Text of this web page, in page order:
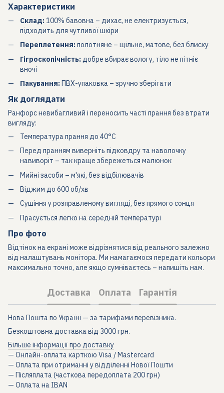
Характеристики
Склад:100% бавовна – дихає, не електризується,
підходить для чутливої шкіри
Переплетення:полотняне – щільне, матове, без блиску
Гігроскопічність:добре вбирає вологу, тіло не пітніє
вночі
Пакування:ПВХ-упаковка – зручно зберігати
Як доглядати
Ранфорс невибагливий і переносить часті прання без втрати
вигляду:
Температура прання до 40°C
Перед пранням виверніть підковдру та наволочку
навиворіт – так краще збережеться малюнок
Мийні засоби – м'які, без відбілювачів
Віджим до 600 об/хв
Сушіння у розправленому вигляді, без прямого сонця
Прасується легко на середній температурі
Про фото
Відтінок на екрані може відрізнятися від реального залежно
від налаштувань монітора. Ми намагаємося передати кольори
максимально точно, але якщо сумніваєтесь – напишіть нам.
Доставка Оплата Гарантія
Нова Пошта по Україні — за тарифами перевізника.
Безкоштовна доставка від 3000 грн.
Більше інформації про доставку
— Онлайн-оплата карткою Visa / Mastercard
— Оплата при отриманні у відділенні Нової Пошти
— Післяплата (часткова передоплата 200 грн)
— Оплата на IBAN